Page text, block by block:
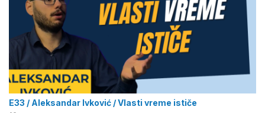
E33 / Aleksandar Ivković / Vlasti vreme ističe